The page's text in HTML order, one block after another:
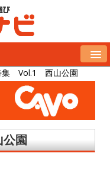
集 Vol.1 西山公園
園